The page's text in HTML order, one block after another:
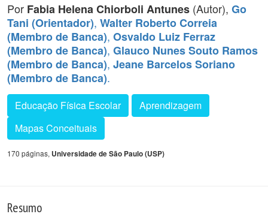
Por Fabia Helena Chiorboli Antunes (Autor), Go
Tani (Orientador), Walter Roberto Correia
(Membro de Banca), Osvaldo Luiz Ferraz
(Membro de Banca), Glauco Nunes Souto Ramos
(Membro de Banca), Jeane Barcelos Soriano
(Membro de Banca).
Educação Física Escolar
Aprendizagem
Mapas Conceituais
170 páginas, Universidade de São Paulo (USP)
Resumo